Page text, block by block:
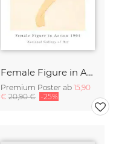
Female Figure in Action von Auguste Rodin
Premium Poster ab 15,90
€ 20,90 € -25%